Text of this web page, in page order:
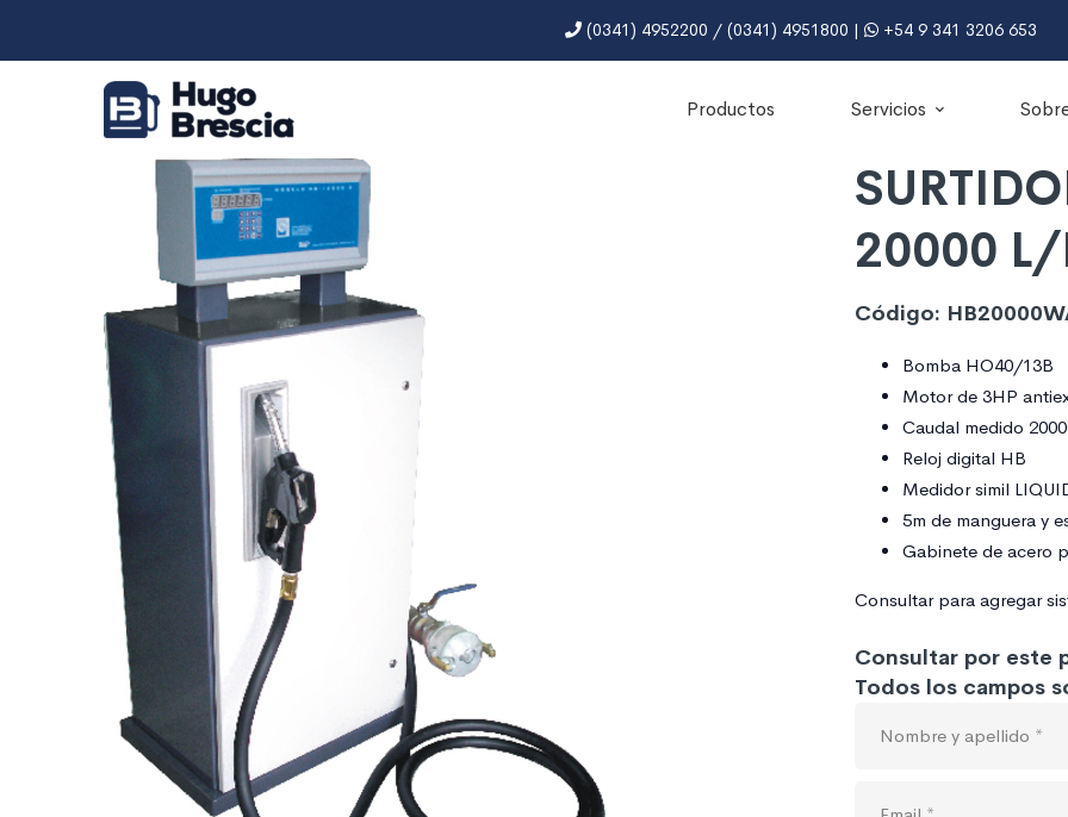
(0341) 4952200 / (0341) 4951800 | +54 9 341 3206 653
Productos Servicios
20000
Código:
Bomba HO40/13B
Motor de 3HP
Caudal medido
Reloj digital HB
Medidor simil
5m de manguera y
Gabinete de acero
Consultar para agregar
Consultar por este
Todos los campos